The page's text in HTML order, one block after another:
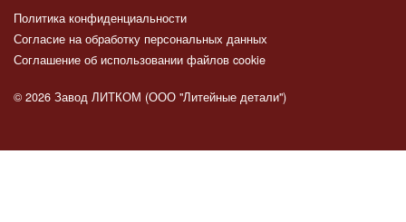
Политика конфиденциальности
Согласие на обработку персональных данных
Соглашение об использовании файлов cookie
© 2026 Завод ЛИТКОМ (ООО "Литейные детали")